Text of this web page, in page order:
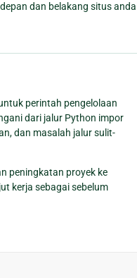
dan belakang situs anda
perintah pengelolaan
dari jalur Python impor
dan masalah jalur sulit-
peningkatan proyek ke
kerja sebagai sebelum